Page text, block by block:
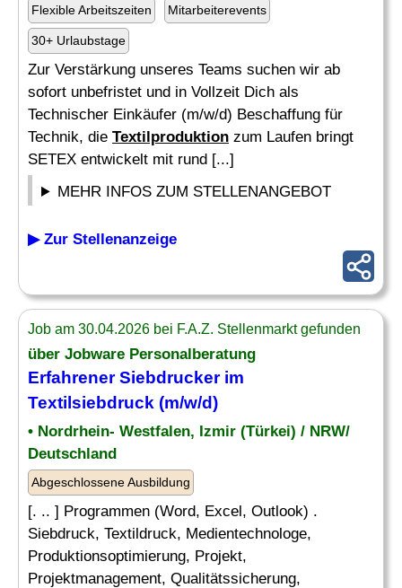
Flexible Arbeitszeiten Mitarbeiterevents
30+ Urlaubstage
Zur Verstärkung unseres Teams suchen wir ab
sofort unbefristet und in Vollzeit Dich als
Technischer Einkäufer (m/w/d) Beschaffung für
Technik, die Textilproduktion zum Laufen bringt
SETEX entwickelt mit rund [...]
MEHR INFOS ZUM STELLENANGEBOT
▶ Zur Stellenanzeige
Job am 30.04.2026 bei F.A.Z. Stellenmarkt gefunden
über Jobware Personalberatung
Erfahrener Siebdrucker im
Textilsiebdruck (m/w/d)
• Nordrhein- Westfalen, Izmir (Türkei) / NRW/
Deutschland
Abgeschlossene Ausbildung
[. .. ] Programmen (Word, Excel, Outlook) .
Siebdruck, Textildruck, Medientechnologe,
Produktionsoptimierung, Projekt,
Projektmanagement, Qualitätssicherung,